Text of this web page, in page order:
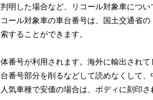
明した場合など、リコール対象車につい
ール対象車の車台番号は、国土交通省の
することができます。
番号が利用されます。海外に輸出されて
番号部分を削るなどして読めなくして、
気車種で安価の場合は、ボディに刻印